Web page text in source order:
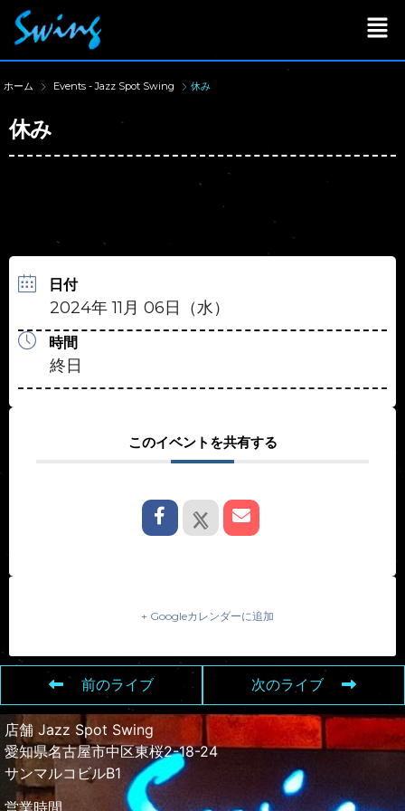
ホーム Events - Jazz Spot Swing 休み
休み
日付
2024年 11月 06日（水）
時間
終日
このイベントを共有する
+ Googleカレンダーに追加
前のライブ 次のライブ
店舗 Jazz Spot Swing
愛知県名古屋市中区東桜2-18-24
サンマルコビルB1